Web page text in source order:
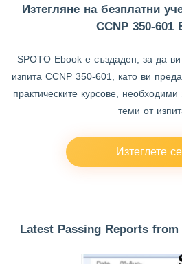
Изтегляне на безплатни
CCNP 350-601
SPOTO Ebook е създаден, за да
изпита CCNP 350-601, като ви
практическите курсове,
теми от
Изтеглете
Latest Passing Reports from